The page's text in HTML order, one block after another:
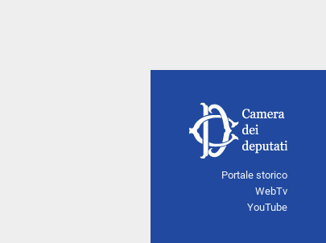
Portale storico
WebTv
YouTube